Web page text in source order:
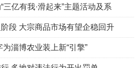
亿有我·滑起来”主题活动及系
段 大宗商品市场有望企稳回升
淄博农业装上新“引擎”